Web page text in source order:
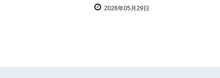
2026年05月29日